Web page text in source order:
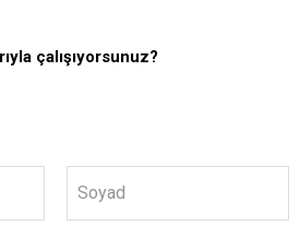
çalışıyorsunuz?
Soyad